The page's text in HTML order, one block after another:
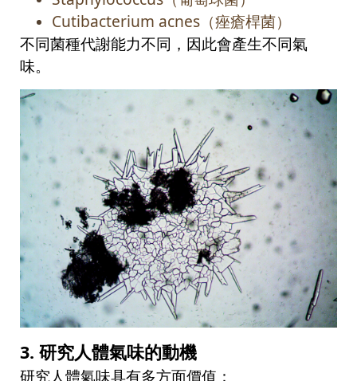
Cutibacterium acnes （痤瘡桿菌）
不同菌種代謝能力不同，因此會產生不同氣
味。
3. 研究人體氣味的動機
研究人體氣味具有多方面價值：